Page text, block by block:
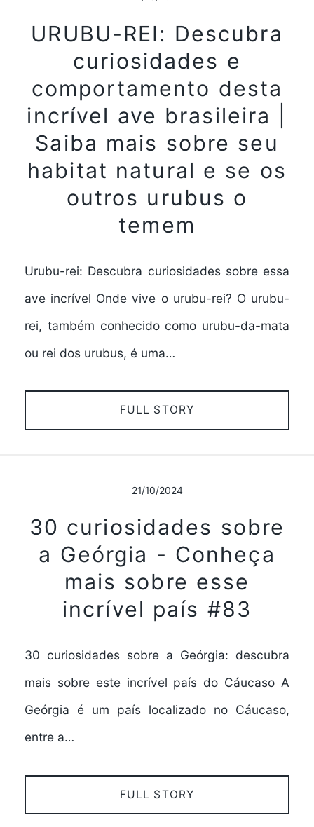
URUBU-REI: Descubra
curiosidades e
comportamento desta
incrível ave brasileira |
Saiba mais sobre seu
habitat natural e se os
outros urubus o
temem
Urubu-rei: Descubra curiosidades sobre essa
ave incrível Onde vive o urubu-rei? O urubu-
rei, também conhecido como urubu-da-mata
ou rei dos urubus, é uma…
FULL STORY
21/10/2024
30 curiosidades sobre
a Geórgia - Conheça
mais sobre esse
incrível país #83
30 curiosidades sobre a Geórgia: descubra
mais sobre este incrível país do Cáucaso A
Geórgia é um país localizado no Cáucaso,
entre a…
FULL STORY